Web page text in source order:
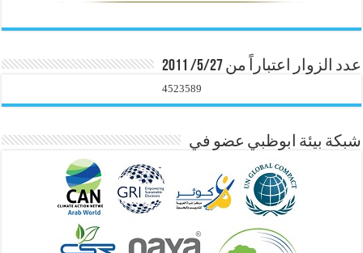
عدد الزوار اعتباراً من 5/27/ 2011
4523589
شبكة بيئة ابوظبي عضو في